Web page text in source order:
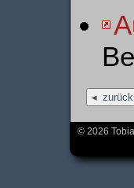
zurück
© 2026